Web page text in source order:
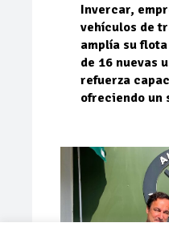
Invercar,
vehículos de
amplía su
de 16 nuevas
refuerza
ofreciendo un